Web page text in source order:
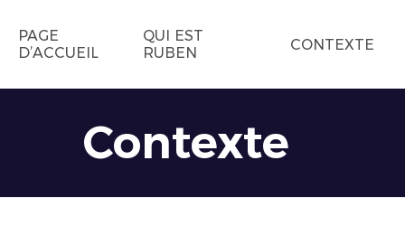
PAGE
D’ACCUEIL
QUI EST
RUBEN
CONTEXTE
Contexte